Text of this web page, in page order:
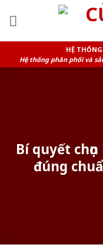
HỆ
Hệ thống phân phối và
Bí quyết
đúng